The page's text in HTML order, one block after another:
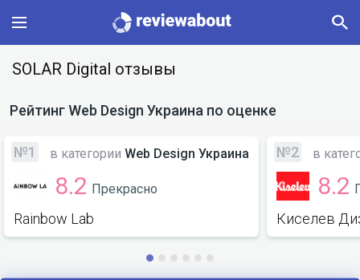
Main
Categories
Change language
SOLAR Digital отзывы
РейтингWeb Design Украина по оценке
№1 в категории Web Design Украина
8.2 Прекрасно
Rainbow Lab
№2 в
8.2
Киселев